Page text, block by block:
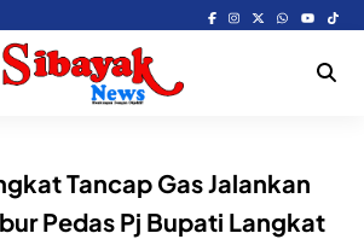
Tancap Gas Jalankan
Pedas Pj Bupati Langkat